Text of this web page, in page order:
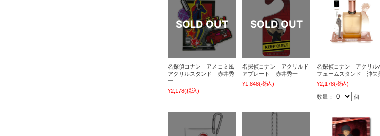
名探偵コナン アメコミ風
アクリルスタンド 赤井秀
一
¥2,178(税込)
名探偵コナン アクリルド
アプレート 赤井秀一
¥1,848(税込)
名探偵コナン アクリル
フュームスタンド 沖矢
¥2,178(税込)
数量： 個